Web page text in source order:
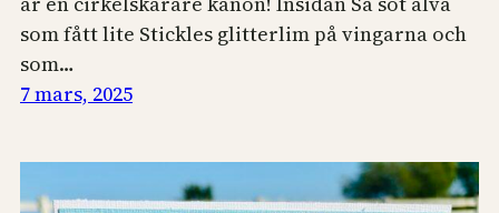
som fått lite Stickles glitterlim på vingarna och
som…
7 mars, 2025